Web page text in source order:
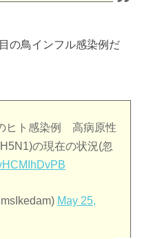
の鳥インフル感染例だ
ヒト感染例 高病原性
の現在の状況(忽
May 25,